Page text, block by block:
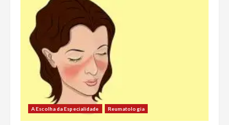
A Escolha da Especialidade Reumatologia